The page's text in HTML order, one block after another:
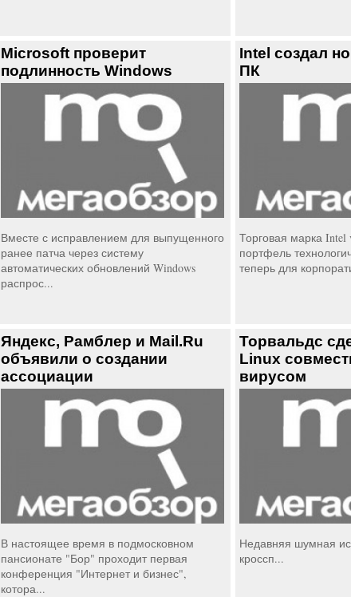
Microsoft проверит
подлинность Windows
Вместе с исправлением для выпущенного
ранее патча через систему
автоматических обновлений Windows
распрос...
Intel создал
ПК
Торговая марка
портфель
теперь для
Яндекс, Рамблер и Mail.Ru
объявили о создании
ассоциации
В настоящее время в подмосковном
пансионате "Бор" проходит первая
конференция "Интернет и бизнес",
котора...
Торвальдс
Linux
вирусом
Недавняя шумная
кроссп...